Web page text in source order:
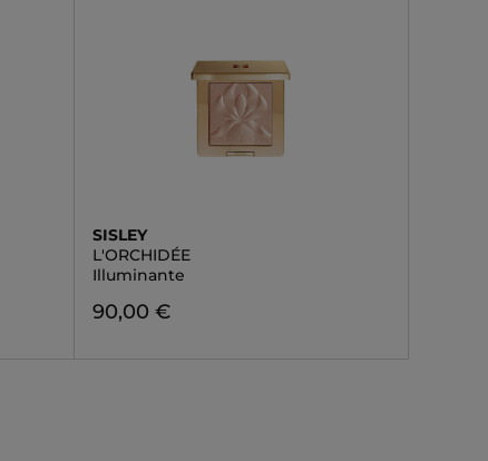
SISLEY
L'ORCHIDÉE
Illuminante
90,00 €